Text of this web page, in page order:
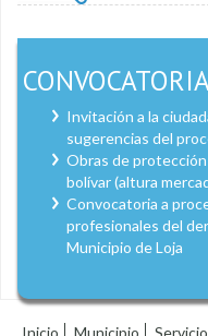
Invitación a la
sugerencias del
Obras de
bolívar (altura
Convocatoria a
profesionales del
Municipio de Loja